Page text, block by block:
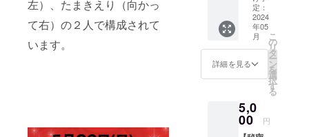
左）、たまきえり（向かっ
て右）の２人で構成されて
います。
さんに元気
と笑顔をプ
レゼント出
来るよう
に、活動の
ん広げてい
きたいと思
ディー
にのせ
て、お
礼の
メール
を送ら
せてい
ただき
す！！
】 応援
してい
定：
2024
年05
月
詳細を見る
こ
の
リ
タ
ー
ン
を
選
択
す
る
5,0
00 円